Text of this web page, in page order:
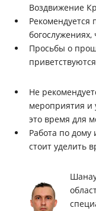
Воздвижение
Рекомендуется
Просьбы о
Не
мероприятия и
это время для
Работа по дому
стоит уделить